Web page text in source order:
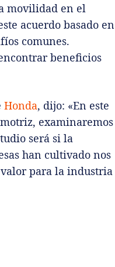
movilidad en el
acuerdo basado en
comunes.
beneficios
Honda, dijo: «En este
examinaremos
será si la
han cultivado nos
para la industria